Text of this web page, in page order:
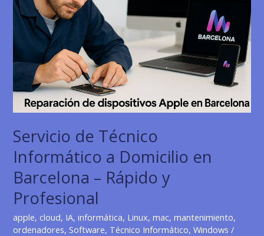
Servicio de Técnico
Informático a Domicilio en
Barcelona – Rápido y
Profesional
apple,cloud, IA,informática, Linux,mac,mantenimiento,
ordenadores,Software, Técnico Informático,Windows /